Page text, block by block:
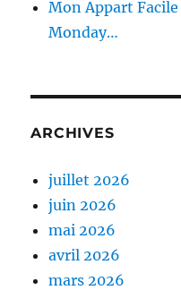
Mon Appart Facile
Monday…
ARCHIVES
juillet 2026
juin 2026
mai 2026
avril 2026
mars 2026